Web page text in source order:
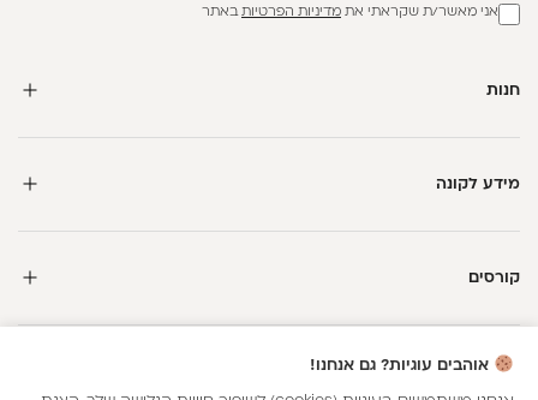
אני מאשר/ת שקראתי את מדיניות הפרטיותבאתר
חנות
מידע לקונה
קורסים
אוהבים עוגיות? גם אנחנו!